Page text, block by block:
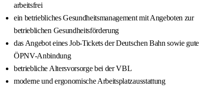
arbeitsfrei
ein betriebliches Gesundheitsmanagement mit Angeboten zur
betrieblichen Gesundheitsförderung
das Angebot eines Job-Tickets der Deutschen Bahn sowie gute
ÖPNV-Anbindung
betriebliche Altersvorsorge bei der VBL
moderne und ergonomische Arbeitsplatzausstattung